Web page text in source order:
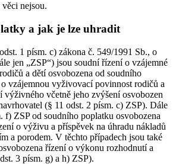
nejsou.
a jak je lze uhradit
1 písm. c) zákona č. 549/1991 Sb., o
jen „ZSP“) jsou soudní řízení o vzájemné
a dětí osvobozena od soudního
vzájemnou vyživovací povinnost rodičů a
výživného včetně jeho zvýšení osvobozen
(§ 11 odst. 2 písm. c) ZSP). Dále
f) ZSP od soudního poplatku osvobozena
o výživu a příspěvek na úhradu nákladů
a porodem. V těchto případech jsou také
řízení o výkonu rozhodnutí a
3 písm. g) a h) ZSP).